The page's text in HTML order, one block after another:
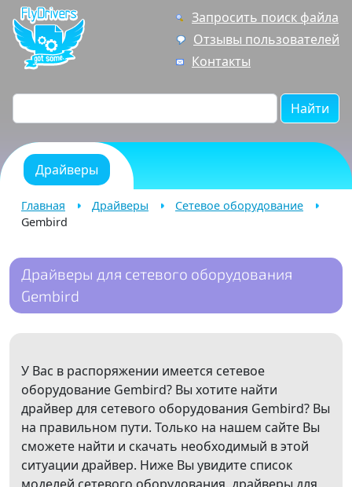
Запросить поиск файла
Отзывы пользователей
Контакты
Найти
Драйверы
Главная Драйверы
Сетевое оборудование
Gembird
Драйверы для сетевого оборудования
Gembird
У Вас в распоряжении имеется сетевое
оборудование Gembird? Вы хотите найти
драйвер для сетевого оборудования Gembird? Вы
на правильном пути. Только на нашем сайте Вы
сможете найти и скачать необходимый в этой
ситуации драйвер. Ниже Вы увидите список